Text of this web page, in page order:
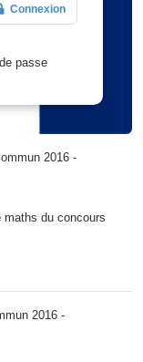
Connexion
passe
2016 -
maths du concours
2016 -